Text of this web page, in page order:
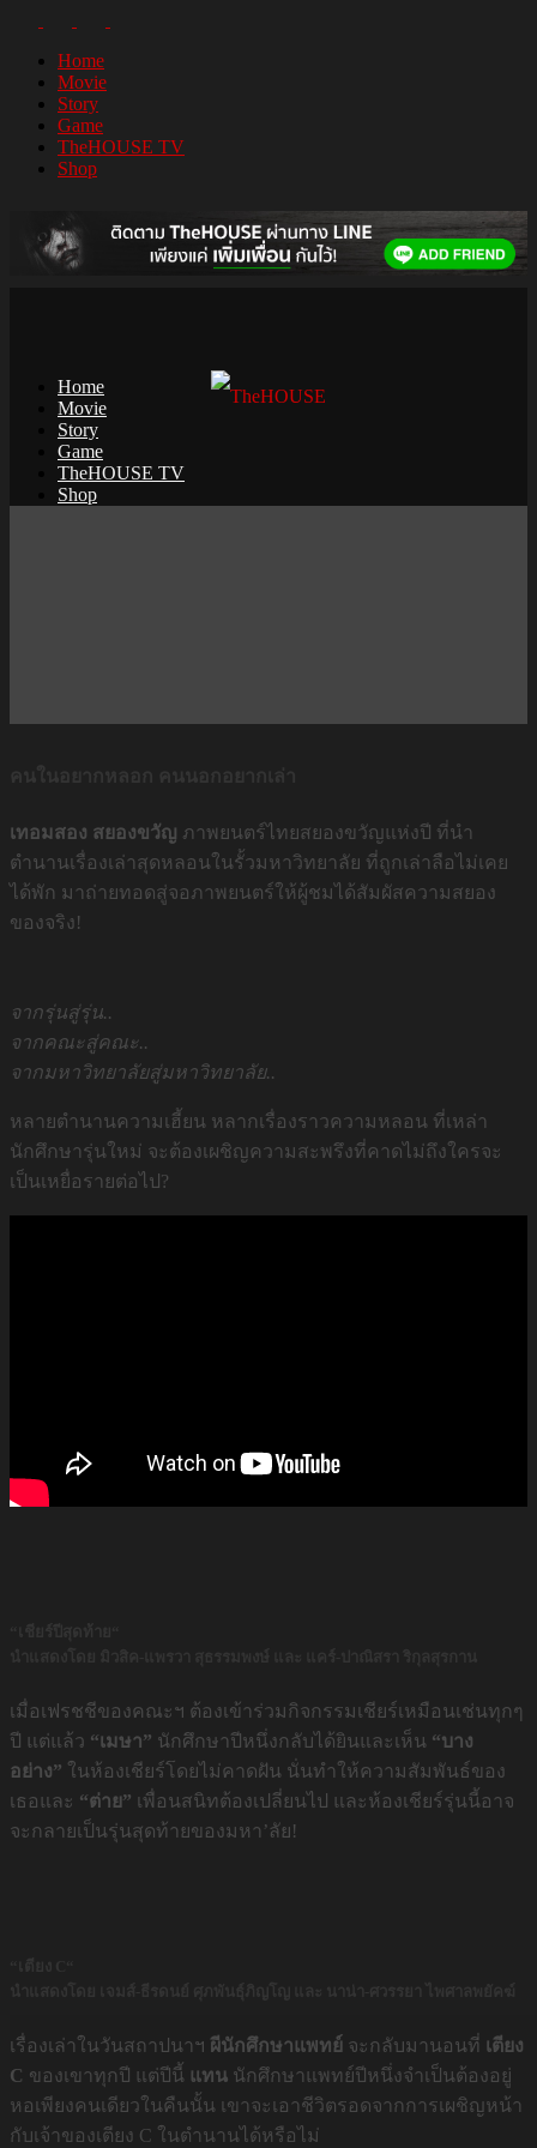
Home
Movie
Story
Game
TheHOUSE TV
Shop
Home
Movie
Story
Game
TheHOUSE TV
Shop
เทอมสอง สยองขวัญ ภาพยนตร์ไทยสยองขวัญแห่งปี ที่นำ
ตำนานเรื่องเล่าสุดหลอนในรั้วมหาวิทยาลัย ที่ถูกเล่าลือไม่เคย
ได้พัก มาถ่ายทอดสู่จอภาพยนตร์ให้ผู้ชมได้สัมผัสความสยอง
ของจริง!
จากรุ่นสู่รุ่น..
จากคณะสู่คณะ..
จากมหาวิทยาลัยสู่มหาวิทยาลัย..
หลายตำนานความเฮี้ยน หลากเรื่องราวความหลอน ที่เหล่า
นักศึกษารุ่นใหม่ จะต้องเผชิญความสะพรึงที่คาดไม่ถึงใครจะ
เป็นเหยื่อรายต่อไป?
เมื่อเฟรชชีของคณะฯ ต้องเข้าร่วมกิจกรรมเชียร์เหมือนเช่นทุกๆ
ปี แต่แล้ว “เมษา” นักศึกษาปีหนึ่งกลับได้ยินและเห็น “บาง
อย่าง” ในห้องเชียร์โดยไม่คาดฝัน นั่นทำให้ความสัมพันธ์ของ
เธอและ “ต่าย” เพื่อนสนิทต้องเปลี่ยนไป และห้องเชียร์รุ่นนี้อาจ
จะกลายเป็นรุ่นสุดท้ายของมหา’ลัย!
เรื่องเล่าในวันสถาปนาฯ ผีนักศึกษาแพทย์ จะกลับมานอนที่ เตียง
C ของเขาทุกปี แต่ปีนี้ แทน นักศึกษาแพทย์ปีหนึ่งจำเป็นต้องอยู่
หอเพียงคนเดียวในคืนนั้น เขาจะเอาชีวิตรอดจากการเผชิญหน้า
กับเจ้าของเตียง C ในตำนานได้หรือไม่